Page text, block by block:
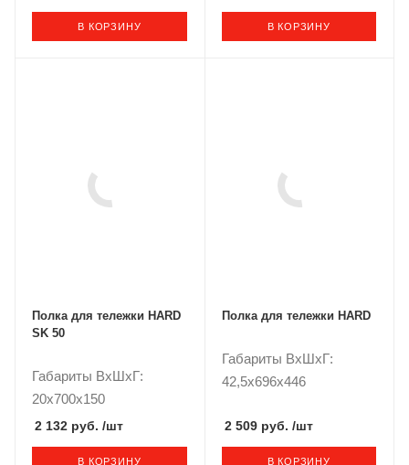
В КОРЗИНУ В КОРЗИНУ
Полка для тележки HARD
SK 50
Габариты ВxШxГ:
20x700x150
2 132 руб. /шт
В КОРЗИНУ
Полка для тележки HARD
Габариты ВxШxГ:
42,5x696x446
2 509 руб. /шт
В КОРЗИНУ